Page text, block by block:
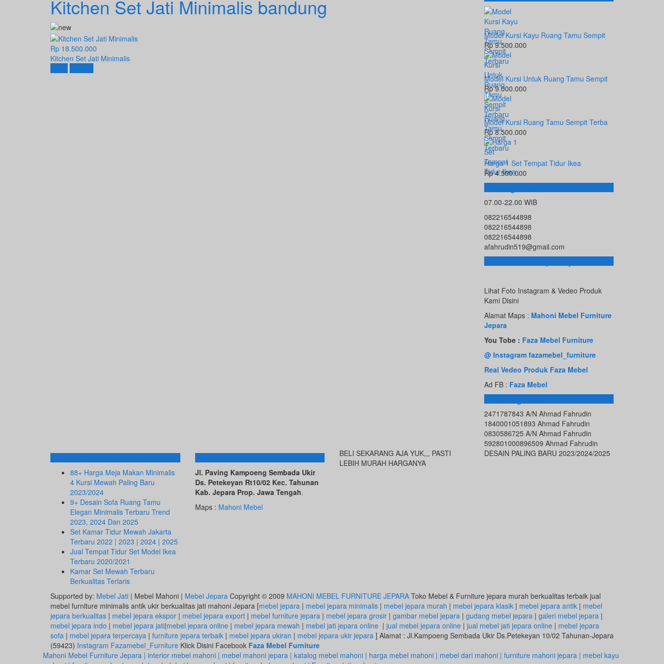
Kitchen Set Jati Minimalis bandung
Rp 18.500.000
Kitchen Set Jati Minimalis
Model Kursi Kayu Ruang Tamu Sempit
Rp 9.500.000
Model Kursi Untuk Ruang Tamu Sempit
Rp 9.000.000
Model Kursi Ruang Tamu Sempit Terba
Rp 8.500.000
Harga 1 Set Tempat Tidur Ikea
Rp 4.500.000
Hubungi Kami
07.00-22.00 WIB
082216544898
082216544898
082216544898
afahrudin519@gmail.com
Toko Online Terpercaya
Lihat Foto Instagram & Vedeo Produk
Kami Disini
Alamat Maps : Mahoni Mebel Furniture
Jepara
You Tobe : Faza Mebel Furniture
@ Instagram fazamebel_furniture
Real Vedeo Produk Faza Mebel
Ad FB : Faza Mebel
Rekening Bank
2471787843 A/N Ahmad Fahrudin
1840001051893 Ahmad Fahrudin
0830586725 A/N Ahmad Fahrudin
592801000896509 Ahmad Fahrudin
Info Terbaru
88+ Harga Meja Makan Minimalis
4 Kursi Mewah Paling Baru
2023/2024
9+ Desain Sofa Ruang Tamu
Elegan Minimalis Terbaru Trend
2023, 2024 Dan 2025
Set Kamar Tidur Mewah Jakarta
Terbaru 2022 | 2023 | 2024 | 2025
Jual Tempat Tidur Set Model Ikea
Terbaru 2020/2021
Kamar Set Mewah Terbaru
Berkualitas Terlaris
ALAMAT KAMI
Jl. Paving Kampoeng Sembada Ukir
Ds. Petekeyan Rt10/02 Kec. Tahunan
Kab. Jepara Prop. Jawa Tengah.
Maps : Mahoni Mebel
BELI SEKARANG AJA YUK,,, PASTI
LEBIH MURAH HARGANYA
DESAIN PALING BARU 2023/2024/2025
Supported by: Mebel Jati | Mebel Mahoni | Mebel Jepara Copyright © 2009 MAHONI MEBEL FURNITURE JEPARA Toko Mebel & Furniture jepara murah berkualitas terbaik jual
mebel furniture minimalis antik ukir berkualitas jati mahoni Jepara [mebel jepara | mebel jepara minimalis | mebel jepara murah | mebel jepara klasik | mebel jepara antik | mebel
jepara berkualitas | mebel jepara ekspor | mebel jepara export | mebel furniture jepara | mebel jepara grosir | gambar mebel jepara | gudang mebel jepara | galeri mebel jepara |
mebel jepara indo | mebel jepara jati|mebel jepara online | mebel jepara mewah | mebel jati jepara online | jual mebel jepara online | jual mebel jati jepara online | mebel jepara
sofa | mebel jepara terpercaya | furniture jepara terbaik | mebel jepara ukiran | mebel jepara ukir jepara ] Alamat : Jl.Kampoeng Sembada Ukir Ds.Petekeyan 10/02 Tahunan-Jepara
(59423) Instagram Fazamebel_Furniture Klick Disini Facebook Faza Mebel Furniture
Mahoni Mebel Furniture Jepara | interior mebel mahoni | mebel mahoni jepara | katalog mebel mahoni | harga mebel mahoni | mebel dari mahoni | furniture mahoni jepara | mebel kayu